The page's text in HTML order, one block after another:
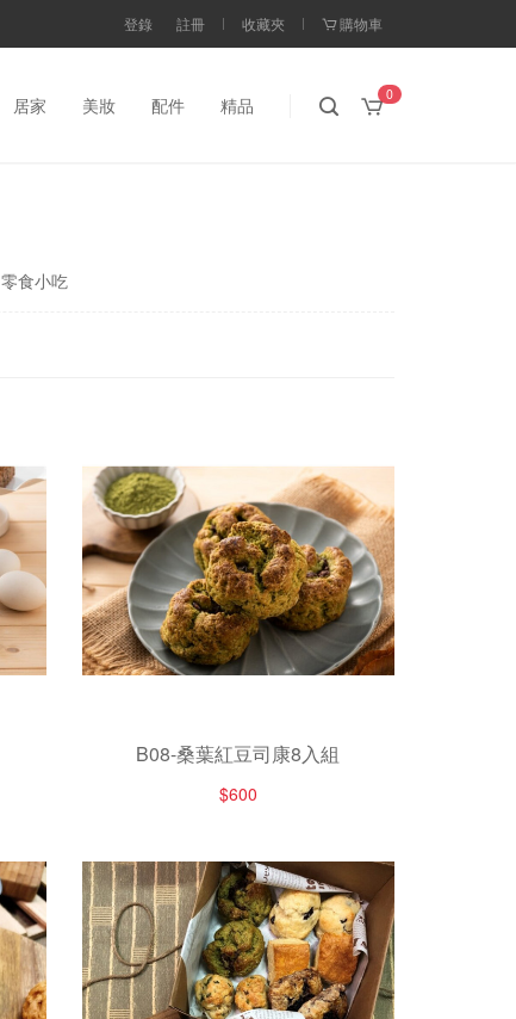
登錄 註冊 收藏夾 購物車
0
居家 美妝 配件 精品
零食小吃
B08-桑葉紅豆司康8入組
$600